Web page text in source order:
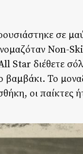
σε
Non-
Star διέθετε
Το
οι παίκτες